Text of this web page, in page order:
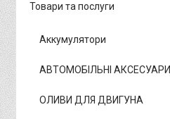
Товари та послуги
Аккумулятори
АВТОМОБІЛЬНІ АКСЕСУАРИ
ОЛИВИ ДЛЯ ДВИГУНА